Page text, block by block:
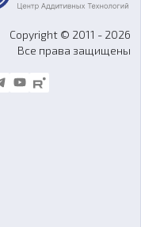
Copyright © 2011 - 2026
Все права защищены